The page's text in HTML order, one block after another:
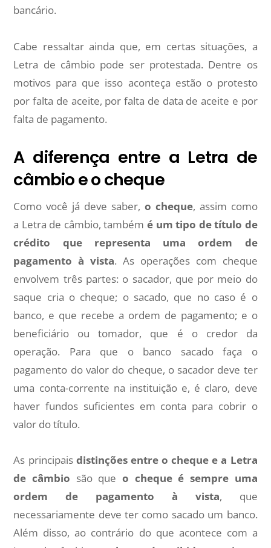
bancário.
Cabe ressaltar ainda que, em certas situações, a
Letra de câmbio pode ser protestada. Dentre os
motivos para que isso aconteça estão o protesto
por falta de aceite, por falta de data de aceite e por
falta de pagamento.
A diferença entre a Letra de
câmbio e o cheque
Como você já deve saber, o cheque, assim como
a Letra de câmbio, também é um tipo de título de
crédito que representa uma ordem de
pagamento à vista. As operações com cheque
envolvem três partes: o sacador, que por meio do
saque cria o cheque; o sacado, que no caso é o
banco, e que recebe a ordem de pagamento; e o
beneficiário ou tomador, que é o credor da
operação. Para que o banco sacado faça o
pagamento do valor do cheque, o sacador deve ter
uma conta-corrente na instituição e, é claro, deve
haver fundos suficientes em conta para cobrir o
valor do título.
As principais distinções entre o cheque e a Letra
de câmbio são que o cheque é sempre uma
ordem de pagamento à vista, que
necessariamente deve ter como sacado um banco.
Além disso, ao contrário do que acontece com a